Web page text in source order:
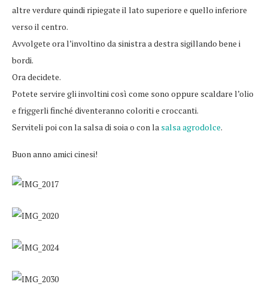
altre verdure quindi ripiegate il lato superiore e quello inferiore
verso il centro.
Avvolgete ora l’involtino da sinistra a destra sigillando bene i
bordi.
Ora decidete.
Potete servire gli involtini così come sono oppure scaldare l’olio
e friggerli finché diventeranno coloriti e croccanti.
Serviteli poi con la salsa di soia o con la salsa agrodolce.
Buon anno amici cinesi!